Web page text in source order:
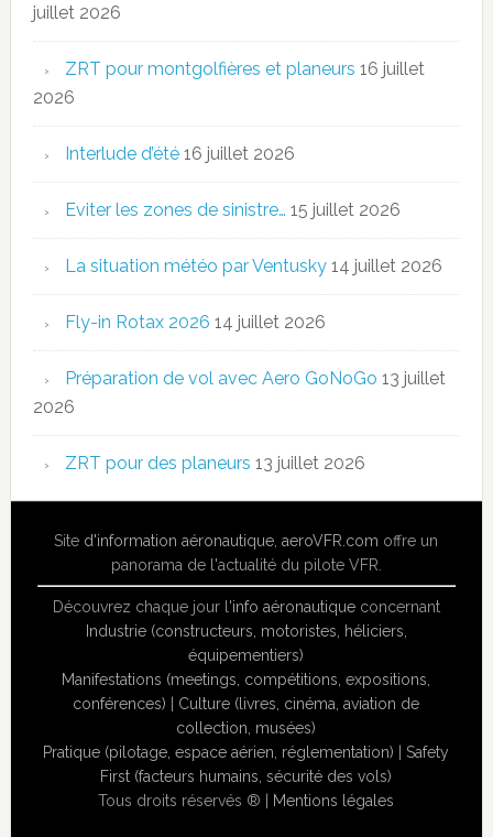
juillet 2026
ZRT pour montgolfières et planeurs 16 juillet
2026
Interlude d’été 16 juillet 2026
Eviter les zones de sinistre… 15 juillet 2026
La situation météo par Ventusky 14 juillet 2026
Fly-in Rotax 2026 14 juillet 2026
Préparation de vol avec Aero GoNoGo 13 juillet
2026
ZRT pour des planeurs 13 juillet 2026
Site d'information aéronautique ,aeroVFR.com offre un
panorama de l'actualité du pilote VFR.
Découvrez chaque jour l'info aéronautiqueconcernant
Industrie (constructeurs, motoristes, héliciers,
équipementiers)
Manifestations (meetings, compétitions, expositions,
conférences)
Culture (livres, cinéma, aviation de
collection, musées)
Pratique (pilotage, espace aérien, réglementation) |Safety
First (facteurs humains, sécurité des vols)
Tous droits réservés ® | Mentions légales